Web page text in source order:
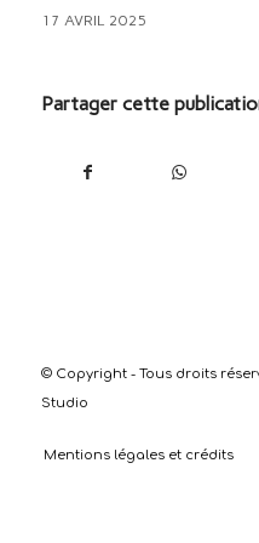
17 AVRIL 2025
Partager cette
© Copyright - Tous droits
Studio
Mentions légales et crédits